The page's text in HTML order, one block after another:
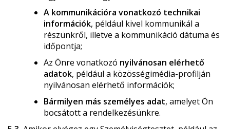
A kommunikációra vonatkozó technikai
információk, például kivel kommunikál a
részünkről, illetve a kommunikáció dátuma és
időpontja;
Az Önre vonatkozó nyilvánosan elérhető
adatok, például a közösségimédia-profilján
nyilvánosan elérhető információk;
Bármilyen más személyes adat, amelyet Ön
bocsátott a rendelkezésünkre.